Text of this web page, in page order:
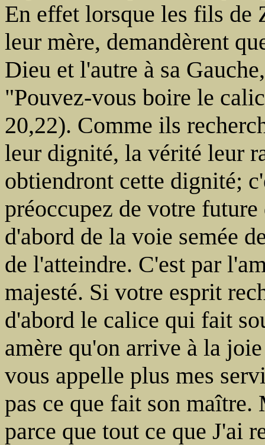
En effet lorsque les fils de
leur mère, demandèrent
Dieu et l'autre à sa
"Pouvez-vous boire le
20,22). Comme ils
leur dignité, la vérité leur
obtiendront cette dignité;
préoccupez de votre
d'abord de la voie semée
de l'atteindre. C'est par
majesté. Si votre esprit
d'abord le calice qui fait
amère qu'on arrive à la
vous appelle plus mes
pas ce que fait son maître.
parce que tout ce que J'ai